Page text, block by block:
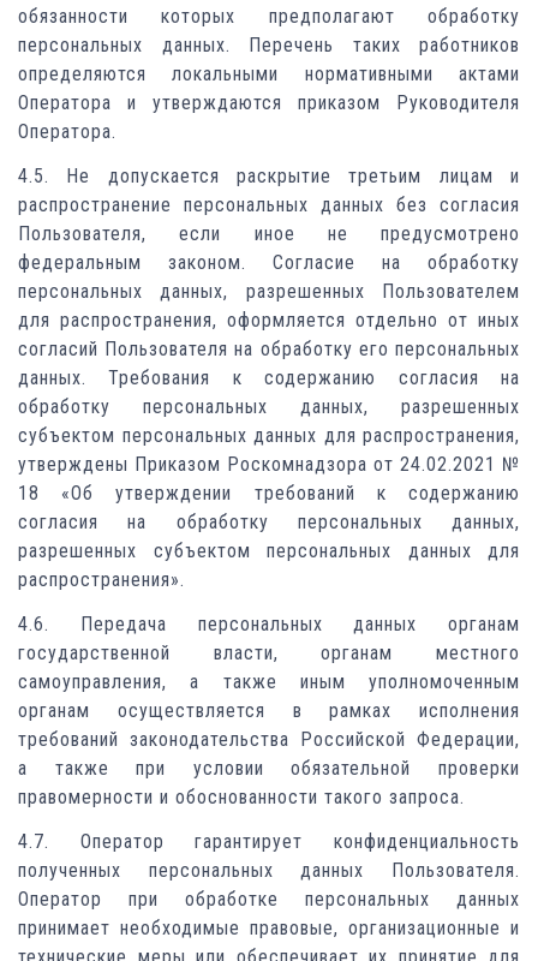
обязанности которых предполагают обработку
персональных данных. Перечень таких работников
определяются локальными нормативными актами
Оператора и утверждаются приказом Руководителя
Оператора.
4.5. Не допускается раскрытие третьим лицам и
распространение персональных данных без согласия
Пользователя, если иное не предусмотрено
федеральным законом. Согласие на обработку
персональных данных, разрешенных Пользователем
для распространения, оформляется отдельно от иных
согласий Пользователя на обработку его персональных
данных. Требования к содержанию согласия на
обработку персональных данных, разрешенных
субъектом персональных данных для распространения,
утверждены Приказом Роскомнадзора от 24.02.2021 №
18 «Об утверждении требований к содержанию
согласия на обработку персональных данных,
разрешенных субъектом персональных данных для
распространения».
4.6. Передача персональных данных органам
государственной власти, органам местного
самоуправления, а также иным уполномоченным
органам осуществляется в рамках исполнения
требований законодательства Российской Федерации,
а также при условии обязательной проверки
правомерности и обоснованности такого запроса.
4.7. Оператор гарантирует конфиденциальность
полученных персональных данных Пользователя.
Оператор при обработке персональных данных
принимает необходимые правовые, организационные и